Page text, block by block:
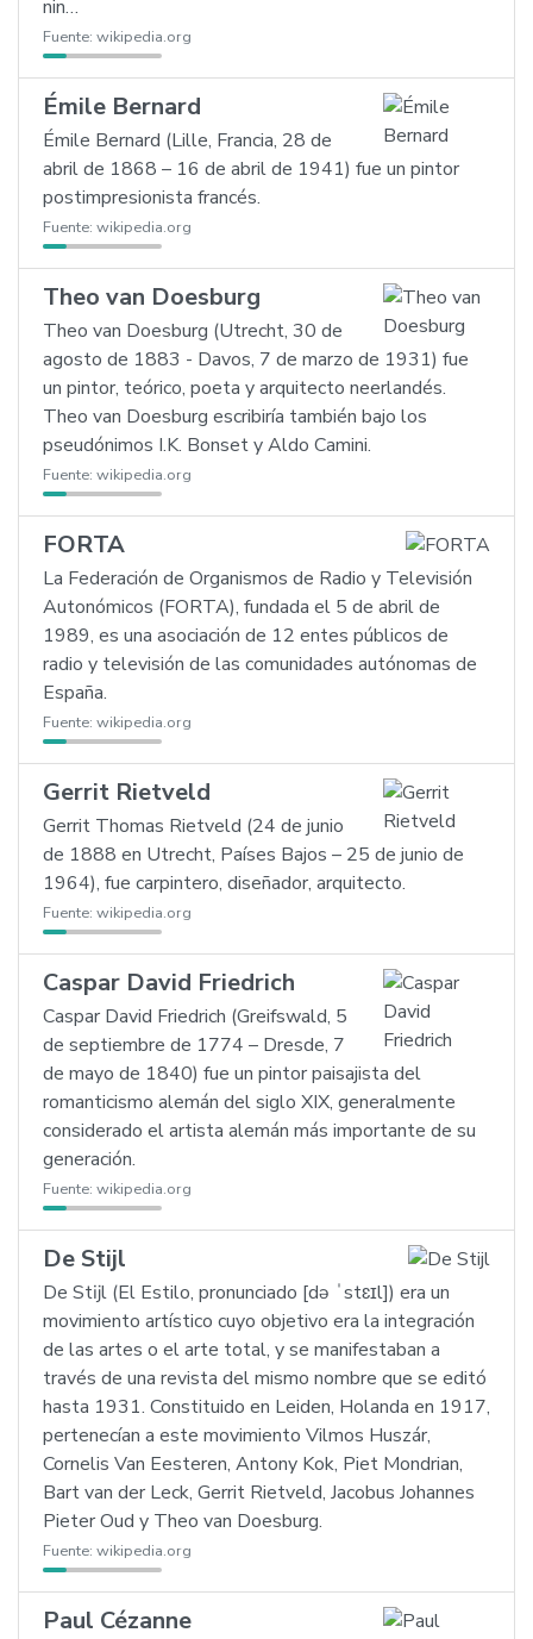
nin…
Fuente: wikipedia.org
Émile Bernard
Émile Bernard (Lille, Francia, 28 de
abril de 1868 – 16 de abril de 1941) fue un pintor
postimpresionista francés.
Fuente: wikipedia.org
Theo van Doesburg
Theo van Doesburg (Utrecht, 30 de
agosto de 1883 - Davos, 7 de marzo de 1931) fue
un pintor, teórico, poeta y arquitecto neerlandés.
Theo van Doesburg escribiría también bajo los
pseudónimos I.K. Bonset y Aldo Camini.
Fuente: wikipedia.org
FORTA
La Federación de Organismos de Radio y Televisión
Autonómicos (FORTA), fundada el 5 de abril de
1989, es una asociación de 12 entes públicos de
radio y televisión de las comunidades autónomas de
España.
Fuente: wikipedia.org
Gerrit Rietveld
Gerrit Thomas Rietveld (24 de junio
de 1888 en Utrecht, Países Bajos – 25 de junio de
1964), fue carpintero, diseñador, arquitecto.
Fuente: wikipedia.org
Caspar David Friedrich
Caspar David Friedrich (Greifswald, 5
de septiembre de 1774 – Dresde, 7
de mayo de 1840) fue un pintor paisajista del
romanticismo alemán del siglo XIX, generalmente
considerado el artista alemán más importante de su
generación.
Fuente: wikipedia.org
De Stijl
De Stĳl (El Estilo, pronunciado [də ˈstɛɪl]) era un
movimiento artístico cuyo objetivo era la integración
de las artes o el arte total, y se manifestaban a
través de una revista del mismo nombre que se editó
hasta 1931. Constituido en Leiden, Holanda en 1917,
pertenecían a este movimiento Vilmos Huszár,
Cornelis Van Eesteren, Antony Kok, Piet Mondrian,
Bart van der Leck, Gerrit Rietveld, Jacobus Johannes
Pieter Oud y Theo van Doesburg.
Fuente: wikipedia.org
Paul Cézanne